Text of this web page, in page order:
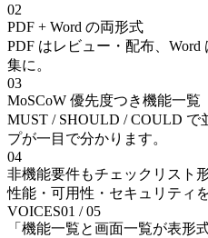
02
PDF + Word の両形式
PDF はレビュー・配布、
集に。
03
MoSCoW 優先度つき機能一覧
MUST / SHOULD / COULD で
プが一目で分かります。
04
非機能要件もチェックリスト
性能・可用性・セキュリティ
VOICES01 /05
「 機能一覧と画面一覧が表形